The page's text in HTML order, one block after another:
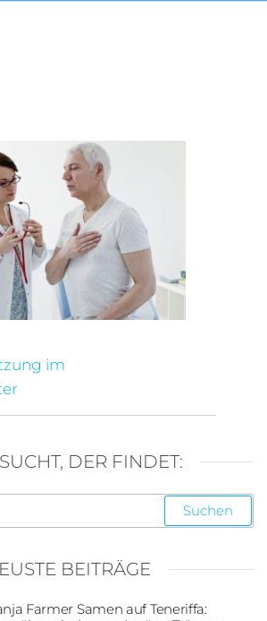
im
DER FINDET:
BEITRÄGE
Farmer Samen auf Teneriffa: